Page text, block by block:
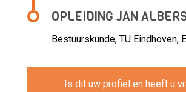
OPLEIDING JAN
Bestuurskunde, TU Eindhoven,
Is dit uw profiel en heeft u